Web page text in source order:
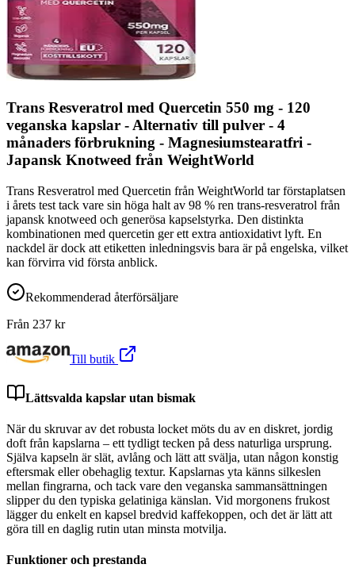
Trans Resveratrol med Quercetin 550 mg - 120
veganska kapslar - Alternativ till pulver - 4
månaders förbrukning - Magnesiumstearatfri -
Japansk Knotweed från WeightWorld
Trans Resveratrol med Quercetin från WeightWorld tar förstaplatsen
i årets test tack vare sin höga halt av 98 % ren trans-resveratrol från
japansk knotweed och generösa kapselstyrka. Den distinkta
kombinationen med quercetin ger ett extra antioxidativt lyft. En
nackdel är dock att etiketten inledningsvis bara är på engelska, vilket
kan förvirra vid första anblick.
Rekommenderad återförsäljare
Från 237 kr
Till butik
Lättsvalda kapslar utan bismak
När du skruvar av det robusta locket möts du av en diskret, jordig
doft från kapslarna – ett tydligt tecken på dess naturliga ursprung.
Själva kapseln är slät, avlång och lätt att svälja, utan någon konstig
eftersmak eller obehaglig textur. Kapslarnas yta känns silkeslen
mellan fingrarna, och tack vare den veganska sammansättningen
slipper du den typiska gelatiniga känslan. Vid morgonens frukost
lägger du enkelt en kapsel bredvid kaffekoppen, och det är lätt att
göra till en daglig rutin utan minsta motvilja.
Funktioner och prestanda